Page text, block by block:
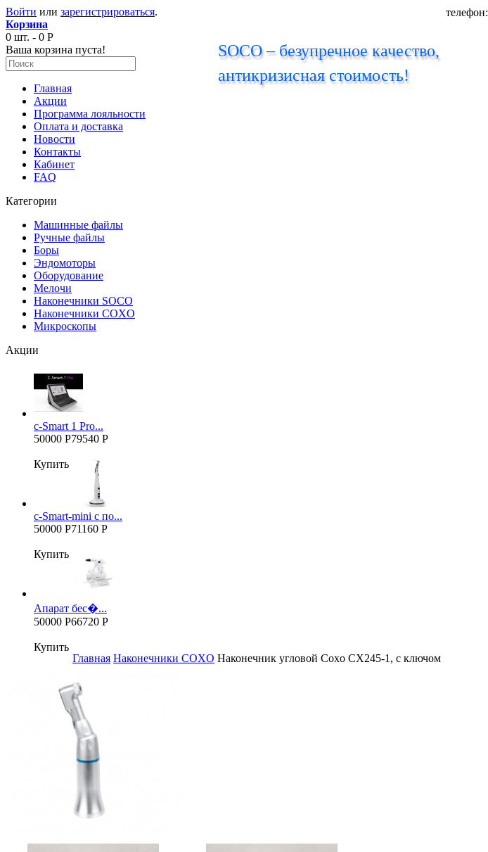
телефон:
Войти или зарегистрироваться.
SOCO – безупречное качество,
антикризисная стоимость!
Корзина
0 шт. - 0 Р
Ваша корзина пуста!
Главная
Акции
Программа лояльности
Оплата и доставка
Новости
Контакты
Кабинет
FAQ
Категории
Машинные файлы
Ручные файлы
Боры
Эндомоторы
Оборудование
Мелочи
Наконечники SOCO
Наконечники COXO
Микроскопы
Акции
c-Smart 1 Pro...
50000 Р79540 Р
Купить
c-Smart-mini с по...
50000 Р71160 Р
Купить
Апарат бес�...
50000 Р66720 Р
Купить
Главная Наконечники COXO Наконечник угловой Coxo CX245-1, с ключом